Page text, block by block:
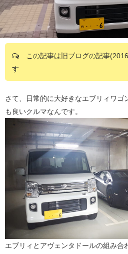
この記事は旧ブログの記事
す
さて、日常的に大好きなエブリィワゴ
も良いクルマなんです。
エブリィとアヴェンタドールの組み合